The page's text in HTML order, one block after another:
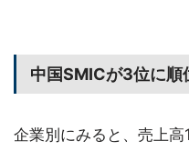
中国SMICが3位に順
企業別にみると、売上